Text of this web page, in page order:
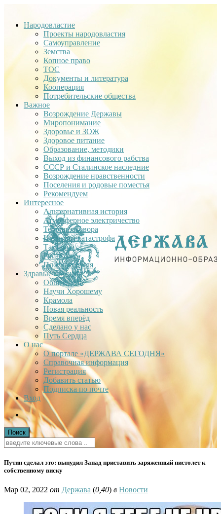
Народовластие
Проекты народовластия
Самоуправление
Земства
Копное право
ТОС
Документы и литература
Кооперация
Потребительские общества
Важное
Возрождение Державы
Миропонимание
Здоровье и ЗОЖ
Здоровое питание
Образование, методики
Выход из финансового рабства
СССР и Сталинское наследние
Возрождение нравственности
Поселения и родовые поместья
Рекомендуем
Интересное
Альтернативная история
Атмосферное электричество
Теория заговора
Недавняя катастрофа
Тартария
Гиганты
Плоская Земля
Здравые проекты
Общее дело
Научи Хорошему
Крамола
Новая реальность
Время вперёд
Сделано у нас
Путь Сердца
О нас
О портале «ДЕРЖАВА СЕГОДНЯ»
Справочная информация
Регистрация
Добавить статью
Подписка по почте
Вход
Путин сделал это: вынудил Запад приставить заряженный пистолет к
собственному виску
Мар 02, 2022 от Держава (0,40) в Новости